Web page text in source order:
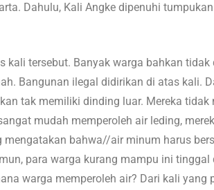
Dahulu, Kali Angke dipenuhi
tersebut. Banyak warga bahkan
Bangunan ilegal didirikan di atas kali.
tak memiliki dinding luar. Mereka
mudah memperoleh air leding,
bahwa//air minum harus
para warga kurang mampu ini
warga memperoleh air? Dari kali yang